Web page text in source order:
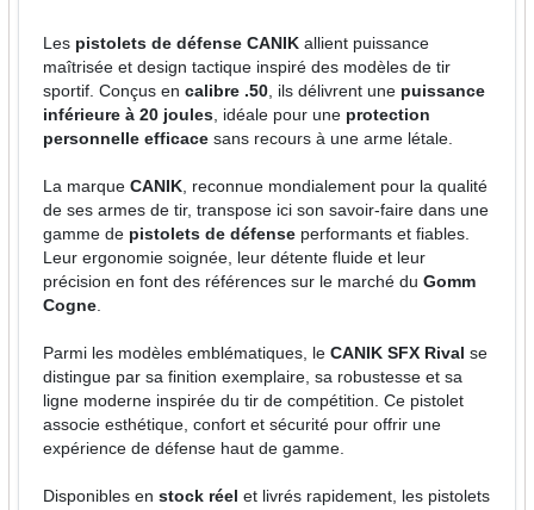
Les pistolets de défense CANIK allient puissance
maîtrisée et design tactique inspiré des modèles de tir
sportif. Conçus encalibre .50, ils délivrent une puissance
inférieure à 20 joules, idéale pour une protection
personnelle efficace sans recours à une arme létale.
La marqueCANIK, reconnue mondialement pour la qualité
de ses armes de tir, transpose ici son savoir-faire dans une
gamme de pistolets de défense performants et fiables.
Leur ergonomie soignée, leur détente fluide et leur
précision en font des références sur le marché duGomm
Cogne.
Parmi les modèles emblématiques, leCANIK SFX Rival se
distingue par sa finition exemplaire, sa robustesse et sa
ligne moderne inspirée du tir de compétition. Ce pistolet
associe esthétique, confort et sécurité pour offrir une
expérience de défense haut de gamme.
Disponibles enstock réel et livrés rapidement, les pistolets